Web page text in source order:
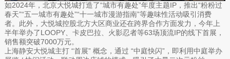
如2024年，北京大悦城打造了“城市有趣处”年度主题IP，推出“粉粉过
春天”“五一城市有趣处”“十一城市漫游指南”等趣味性活动吸引消费
者。此外，大悦城控股北方大区商业还在跨界合作方面发力，今年上
半年举办了LOOPY、卡皮巴拉、火影忍者等63场顶流IP的线下首展，
销售额突破7000万元。
上海静安大悦城主打 “首展” 概念，通过 “中庭快闪”，即利用中庭举办